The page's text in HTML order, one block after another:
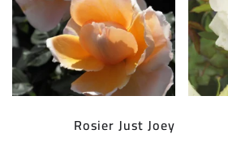
Rosier Just Joey